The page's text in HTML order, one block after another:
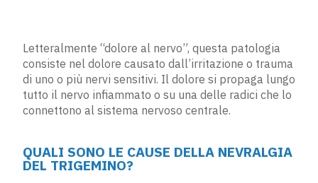
Letteralmente “dolore al nervo”, questa patologia
consiste nel dolore causato dall’irritazione o trauma
di uno o più nervi sensitivi. Il dolore si propaga lungo
tutto il nervo infiammato o su una delle radici che lo
connettono al sistema nervoso centrale.
QUALI SONO LE CAUSE DELLA NEVRALGIA
DEL TRIGEMINO?